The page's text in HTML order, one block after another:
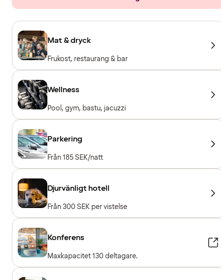
Mat & dryck
Frukost, restaurang & bar
Wellness
Pool, gym, bastu, jacuzzi
Parkering
Från 185 SEK/natt
Djurvänligt hotell
Från 300 SEK per vistelse
Konferens
Maxkapacitet 130 deltagare.